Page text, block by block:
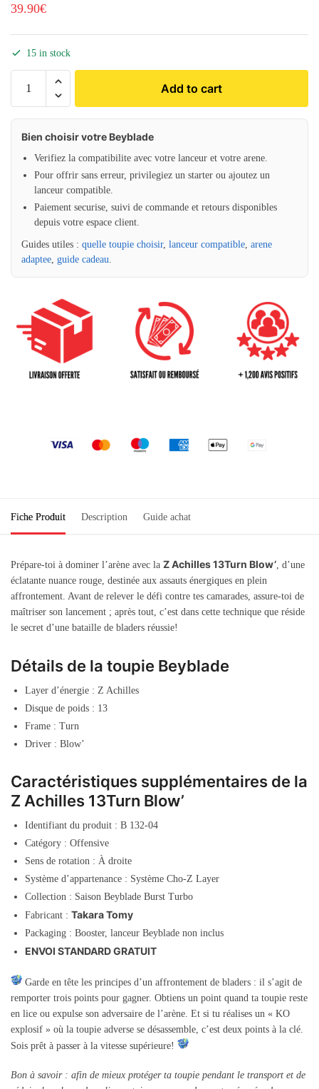
39.90€
15 in stock
Add to cart
Bien choisir votre Beyblade
Verifiez la compatibilite avec votre lanceur et votre arene.
Pour offrir sans erreur, privilegiez un starter ou ajoutez un
lanceur compatible.
Paiement securise, suivi de commande et retours disponibles
depuis votre espace client.
Guides utiles : quelle toupie choisir, lanceur compatible arene
adaptee guide cadeau
Fiche Produit Description Guide achat
Prépare-toi à dominer l’arène avec la Z Achilles 13Turn Blow’, d’une
éclatante nuance rouge, destinée aux assauts énergiques en plein
affrontement. Avant de relever le défi contre tes camarades, assure-toi de
maîtriser son lancement ; après tout, c’est dans cette technique que réside
le secret d’une bataille de bladers réussie!
Détails de la toupie Beyblade
Layer d’énergie : Z Achilles
Disque de poids : 13
Frame : Turn
Driver : Blow’
Caractéristiques supplémentaires de la
Z Achilles 13Turn Blow’
Identifiant du produit : B 132-04
Catégory : Offensive
Sens de rotation : À droite
Système d’appartenance : Système Cho-Z Layer
Collection : Saison Beyblade Burst Turbo
Fabricant : Takara Tomy
Packaging : Booster, lanceur Beyblade non inclus
ENVOI STANDARD GRATUIT
Garde en tête les principes d’un affrontement de bladers : il s’agit de
remporter trois points pour gagner. Obtiens un point quand ta toupie reste
en lice ou expulse son adversaire de l’arène. Et si tu réalises un « KO
explosif » où la toupie adverse se désassemble, c’est deux points à la clé.
Sois prêt à passer à la vitesse supérieure!
Bon à savoir : afin de mieux protéger ta toupie pendant le transport et de